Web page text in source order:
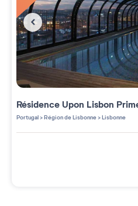
Résidence Upon Lisbon
Portugal>Région de Lisbonne>Lisbonne